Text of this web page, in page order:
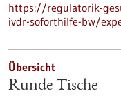
https://regulatorik-
ivdr-soforthilfe-bw/
Übersicht
Runde Tische